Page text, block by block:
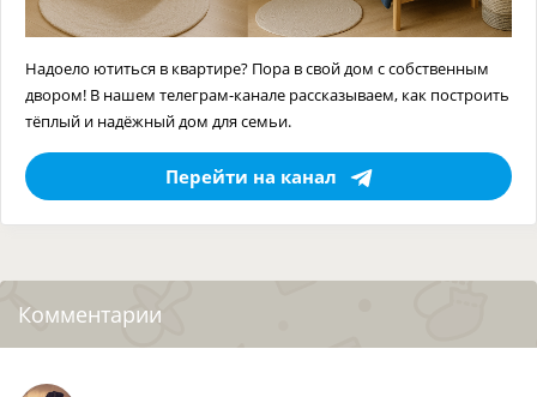
Надоело ютиться в квартире? Пора в свой дом с собственным
двором! В нашем телеграм-канале рассказываем, как построить
тёплый и надёжный дом для семьи.
Перейти на канал
Комментарии